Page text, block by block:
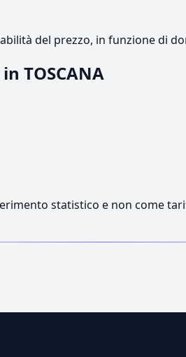
del prezzo, in funzione di
TOSCANA
statistico e non come